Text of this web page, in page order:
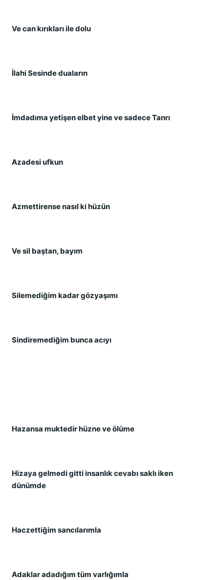
Ve can kırıkları ile dolu
İlahi Sesinde duaların
İmdadıma yetişen elbet yine ve sadece Tanrı
Azadesi ufkun
Azmettirense nasıl ki hüzün
Ve sil baştan, bayım
Silemediğim kadar gözyaşımı
Sindiremediğim bunca acıyı
Hazansa muktedir hüzne ve ölüme
Hizaya gelmedi gitti insanlık cevabı saklı iken
dünümde
Haczettiğim sancılarımla
Adaklar adadığım tüm varlığımla